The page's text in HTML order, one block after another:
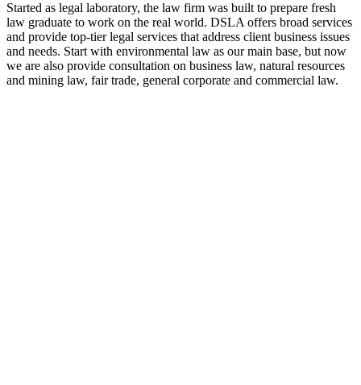
Started as legal laboratory, the law firm was built to prepare fresh
law graduate to work on the real world. DSLA offers broad services
and provide top-tier legal services that address client business issues
and needs. Start with environmental law as our main base, but now
we are also provide consultation on business law, natural resources
and mining law, fair trade, general corporate and commercial law.